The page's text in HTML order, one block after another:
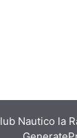
Nautico la